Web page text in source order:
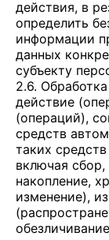
действия, в
определить
информации
данных
субъекту
2.6.
действие
(операций),
средств
таких
включая
накопление,
изменение),